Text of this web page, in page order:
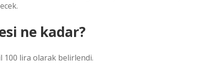
ne kadar?
100 lira olarak belirlendi.